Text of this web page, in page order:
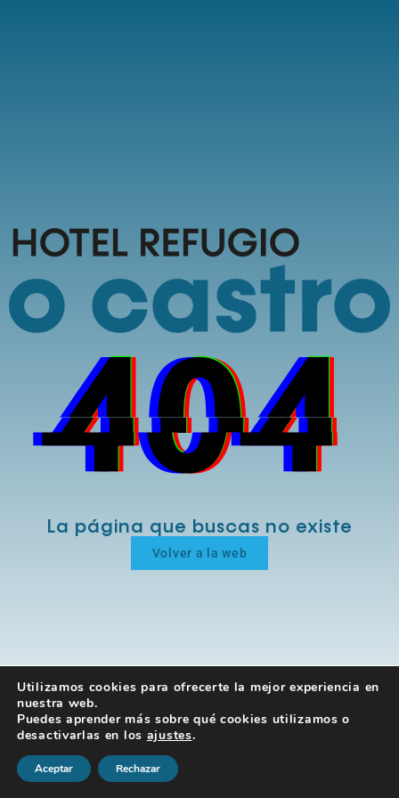
La página que buscas no existe
Volver a la web
Utilizamos cookies para ofrecerte la mejor experiencia en
nuestra web.
Puedes aprender más sobre qué cookies utilizamos o
desactivarlas en los ajustes.
Aceptar Rechazar